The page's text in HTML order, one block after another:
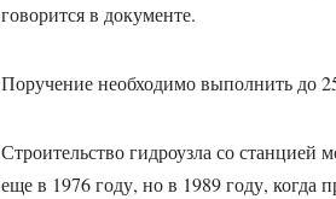
говорится в документе.
Поручение необходимо выполнить до
Строительство гидроузла со
еще в 1976 году, но в 1989 году,